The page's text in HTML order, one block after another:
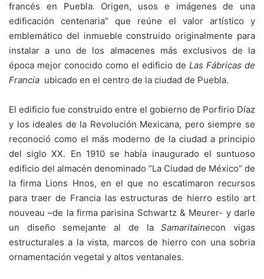
francés en Puebla. Origen, usos e imágenes de una
edificación centenaria” que reúne el valor artístico y
emblemático del inmueble construido originalmente para
instalar a uno de los almacenes más exclusivos de la
época mejor conocido como el edificio de Las Fábricas de
Francia ubicado en el centro de la ciudad de Puebla.
El edificio fue construido entre el gobierno de Porfirio Díaz
y los ideales de la Revolución Mexicana, pero siempre se
reconoció como el más moderno de la ciudad a principio
del siglo XX. En 1910 se había inaugurado el suntuoso
edificio del almacén denominado “La Ciudad de México” de
la firma Lions Hnos, en el que no escatimaron recursos
para traer de Francia las estructuras de hierro estilo art
nouveau –de la firma parisina Schwartz & Meurer- y darle
un diseño semejante al de laSamaritainecon vigas
estructurales a la vista, marcos de hierro con una sobria
ornamentación vegetal y altos ventanales.